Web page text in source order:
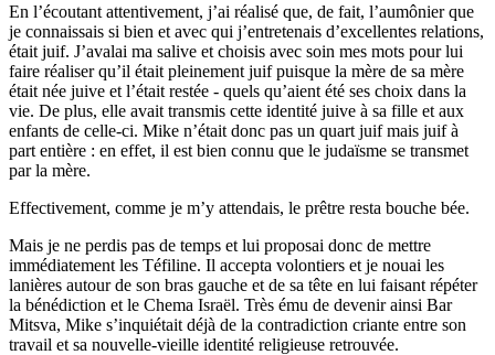
En l’écoutant attentivement, j’ai réalisé que, de fait, l’aumônier que
je connaissais si bien et avec qui j’entretenais d’excellentes relations,
était juif. J’avalai ma salive et choisis avec soin mes mots pour lui
faire réaliser qu’il était pleinement juif puisque la mère de sa mère
était née juive et l’était restée - quels qu’aient été ses choix dans la
vie. De plus, elle avait transmis cette identité juive à sa fille et aux
enfants de celle-ci. Mike n’était donc pas un quart juif mais juif à
part entière : en effet, il est bien connu que le judaïsme se transmet
par la mère.
Effectivement, comme je m’y attendais, le prêtre resta bouche bée.
Mais je ne perdis pas de temps et lui proposai donc de mettre
immédiatement les Téfiline. Il accepta volontiers et je nouai les
lanières autour de son bras gauche et de sa tête en lui faisant répéter
la bénédiction et le Chema Israël. Très ému de devenir ainsi Bar
Mitsva, Mike s’inquiétait déjà de la contradiction criante entre son
travail et sa nouvelle-vieille identité religieuse retrouvée.